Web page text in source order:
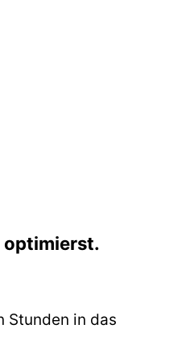
optimierst.
Stunden in das